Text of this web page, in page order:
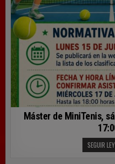
Máster de MiniTenis,
SEGUIR